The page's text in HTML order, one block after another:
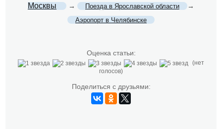
Москвы → Поезда в Ярославской области →
Аэропорт в Челябинске
Оценка статьи:
(нет
голосов)
Поделиться с друзьями: